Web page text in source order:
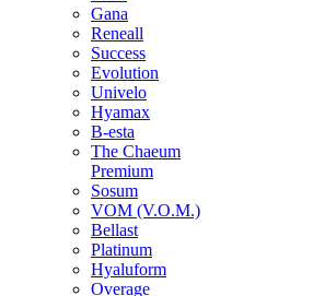
Gana
Reneall
Success
Evolution
Univelo
Hyamax
B-esta
The Chaeum
Premium
Sosum
VOM (V.O.M.)
Bellast
Platinum
Hyaluform
Overage